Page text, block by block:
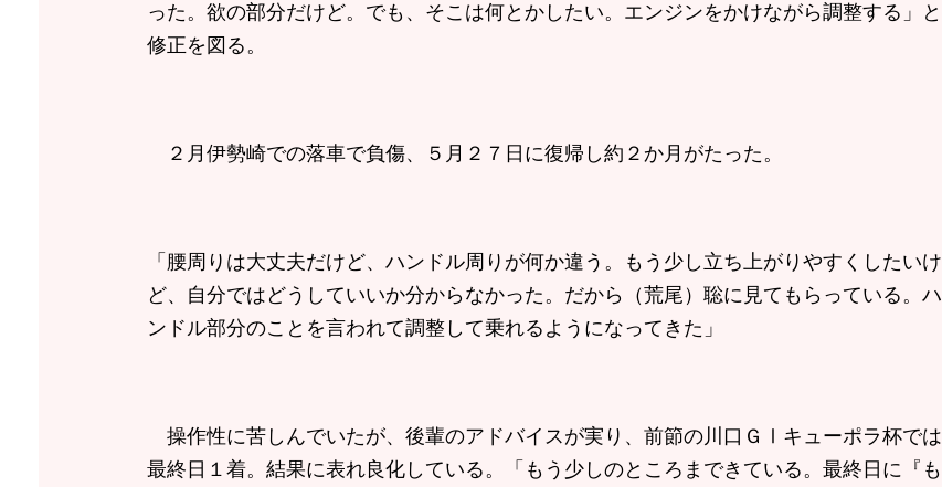
った。欲の部分だけど。でも、そこは何とかしたい。エンジンをかけながら調整する」と
修正を図る。
２月伊勢崎での落車で負傷、５月２７日に復帰し約２か月がたった。
「腰周りは大丈夫だけど、ハンドル周りが何か違う。もう少し立ち上がりやすくしたいけ
ど、自分ではどうしていいか分からなかった。だから（荒尾）聡に見てもらっている。ハ
ンドル部分のことを言われて調整して乗れるようになってきた」
操作性に苦しんでいたが、後輩のアドバイスが実り、前節の川口ＧⅠキューポラ杯では
最終日１着。結果に表れ良化している。「もう少しのところまできている。最終日に『も